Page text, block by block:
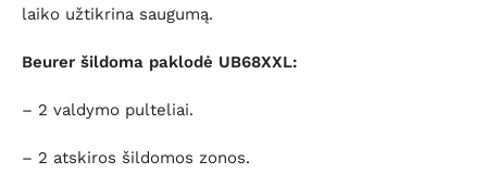
laiko užtikrina saugumą.
Beurer šildoma paklodė UB68XXL:
– 2 valdymo pulteliai.
– 2 atskiros šildomos zonos.